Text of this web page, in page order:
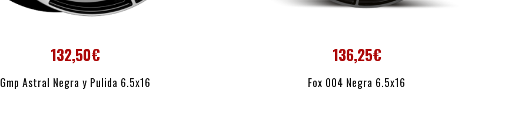
132,50€
Gmp Astral Negra y Pulida 6.5x16
AÑADIR AL CARRITO
136,25€
Fox 004 Negra 6.5x16
AÑADIR AL CARRITO